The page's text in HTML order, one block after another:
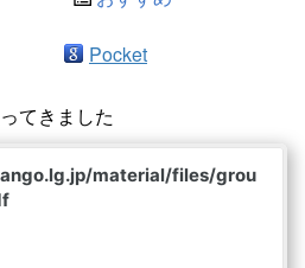
Pocket
てきました